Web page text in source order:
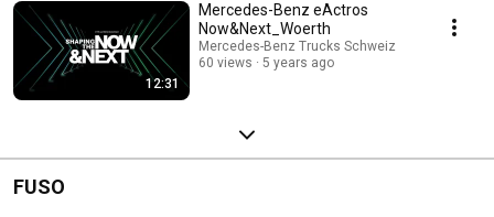
12:31
Mercedes-Benz eActros
Now&Next_Woerth
Mercedes-Benz Trucks Schweiz
60 views
5 years ago
FUSO